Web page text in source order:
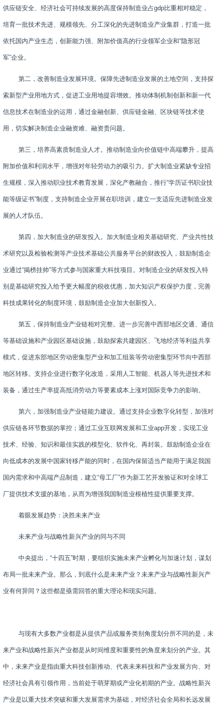
供应链安全、经济社会可持续发展的高度保持制造业占gdp比重相对稳定，
培育一批技术先进、规模领先、分工深化的先进制造业产业集群，打造一批
依托国内产业生态，创新能力强、附加价值高的行业领军企业和“隐形冠
军”企业。
第二，改善制造业发展环境。保障先进制造业发展的土地空间，支持探
索新型产业用地方式，促进工业用地提容增效。推动体制机制创新和新一代
信息技术在制造业的运用，通过金融创新、供应链金融、区块链等技术使
用，切实解决制造企业融资难、融资贵问题。
第三，培养高素质制造业人才。推动制造业向价值链中高端攀升，提高
附加价值和利润水平，增强对年轻劳动力的吸引力。扩大制造业紧缺专业招
生规模，深入推动职业技术教育发展，深化产教融合，推行“学历证书职业技
能等级证书”制度，支持制造企业开展在职培训，建立一支适应先进制造业发
展的人才队伍。
第四，加大制造业的研发投入。加大制造业相关基础研究、产业共性技
术研究以及检验检测等产业技术基础公共服务平台的财政投入，鼓励制造企
业通过“揭榜挂帅”等方式参与国家重大科技项目。对制造企业的研发投入特
别是基础研究投入给予更大幅度的税收优惠，加大知识产权保护力度，完善
科技成果转化的制度环境，鼓励制造企业加大创新投入。
第五，保持制造业产业链相对完整。进一步完善中西部地区交通、通信
等基础设施和产业园区基础设施，鼓励探索共建园区、飞地经济等利益共享
模式，促进东部地区劳动密集型产业和加工组装等劳动密集型环节向中西部
地区转移。支持企业进行数字化改造，采用人工智能、机器人等先进技术和
装备，通过生产率提高抵消劳动力等要素成本上涨对国际竞争力的影响。
第六，加强制造业产业链能力建设。通过支持企业数字化转型，加强对
供应链各环节数据的掌控；通过工业互联网发展和工业app开发，实现工业
技术、经验、知识和最佳实践的模型化、软件化、再封装。鼓励制造企业在
向低成本的发展中国家转移产能的同时，在国内保留适当产能用于满足我国
国内需求和中高端产品制造，建立“母工厂”作为新工艺开发验证和对全球工
厂提供技术支援的基地，从而为增强我国制造业根植性提供重要支撑。
着眼发展趋势：决胜未来产业
未来产业与战略性新兴产业的同与不同
中央提出，“十四五”时期，要组织实施未来产业孵化与加速计划，谋划
布局一批未来产业。那么，到底什么是未来产业？未来产业与战略性新兴产
业有何异同？这些都是亟需回答的重大理论和现实问题。
与现有大多数产业都是从提供产品或服务类别角度划分所不同的是，未
来产业和战略性新兴产业都是从时间维度和重要性的角度来划分的产业。其
中，未来产业是指由重大科技创新推动、代表未来科技和产业发展方向、对
经济社会具有引领作用，当前处于萌芽期或产业化初期的产业。战略性新兴
产业是以重大技术突破和重大发展需求为基础，对经济社会全局和长远发展